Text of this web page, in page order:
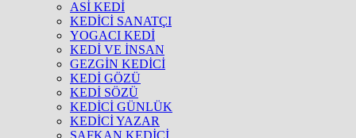
ASİ KEDİ
KEDİCİ SANATÇI
YOGACI KEDİ
KEDİ VE İNSAN
GEZGİN KEDİCİ
KEDİ GÖZÜ
KEDİ SÖZÜ
KEDİCİ GÜNLÜK
KEDİCİ YAZAR
SAFKAN KEDİCİ